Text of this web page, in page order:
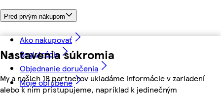
Nastavenia súkromia
My a našich 18 partnerov ukladáme informácie v zariadení
alebo k nim pristupujeme, napríklad k jedinečným
Pred prvým nákupom
Ako nakupovať
Registrácia
Objednanie doručenia
Moje obľúbené